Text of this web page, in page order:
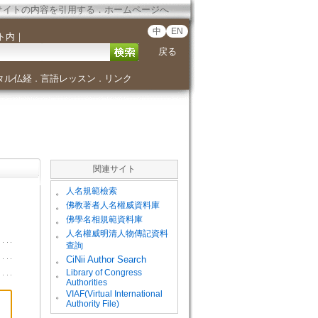
イトの内容を引用する．ホームページへ
内 ｜ 中 EN
戻る
ル仏経． 言語レッスン ． リンク
関連サイト
。 人名規範檢索
。 佛教著者人名權威資料庫
。 佛學名相規範資料庫
。
人名權威明清人物傳記資料
查詢
。
CiNii Author Search
。
Library of Congress
Authorities
。
VIAF(Virtual International
Authority File)